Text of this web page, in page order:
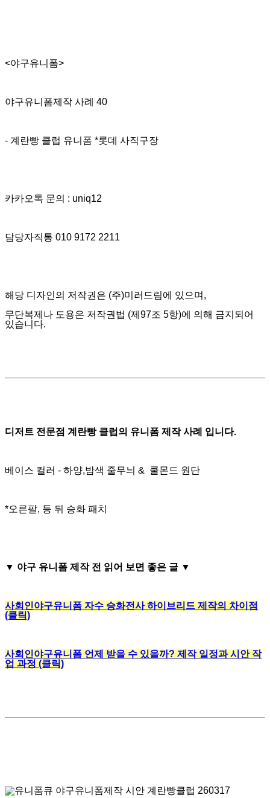
<야구유니폼>
야구유니폼제작 사례 40
- 계란빵 클럽 유니폼 *롯데 사직구장
카카오톡 문의 : uniq12
담당자직통 010 9172 2211
해당 디자인의 저작권은 (주)미러드림에 있으며,
무단복제나 도용은 저작권법 (제97조 5항)에 의해 금지되어
있습니다.
디저트 전문점 계란빵 클럽의 유니폼 제작 사례 입니다.
베이스 컬러 - 하양,밤색 줄무늬 & 쿨몬드 원단
*오른팔, 등 뒤 승화 패치
▼ 야구 유니폼 제작 전 읽어 보면 좋은 글 ▼
사회인야구유니폼 자수 승화전사 하이브리드 제작의 차이점
(클릭)
사회인야구유니폼 언제 받을 수 있을까? 제작 일정과 시안 작
업 과정 (클릭)